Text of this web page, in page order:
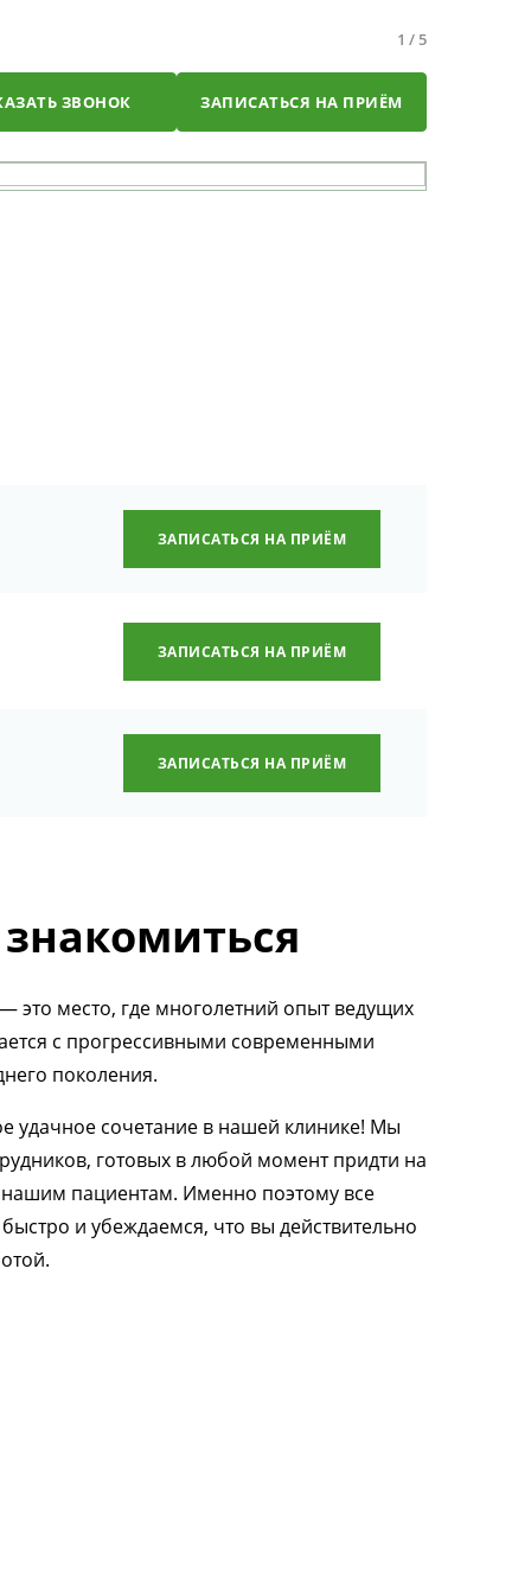
1 / 5
ЗВОНОК ЗАПИСАТЬСЯ НА ПРИЁМ
ЗАПИСАТЬСЯ НА ПРИЁМ
ЗАПИСАТЬСЯ НА ПРИЁМ
ЗАПИСАТЬСЯ НА ПРИЁМ
это место, где многолетний опыт ведущих
с прогрессивными современными
поколения.
удачное сочетание в нашей клинике! Мы
готовых в любой момент придти на
пациентам. Именно поэтому все
и убеждаемся, что вы действительно